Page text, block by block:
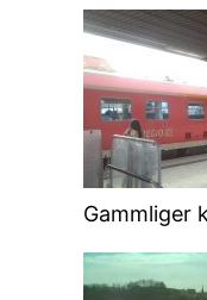
Gammliger